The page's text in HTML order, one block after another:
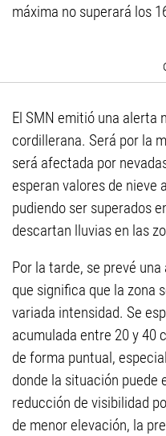
máxima no superará los
El SMN emitió una alerta
cordillerana. Será por la
será afectada por
esperan valores de nieve
pudiendo ser superados
descartan lluvias en las
Por la tarde, se prevé
que significa que la zona
variada intensidad. Se
acumulada entre 20 y 40
de forma puntual,
donde la situación puede
reducción de visibilidad
de menor elevación, la